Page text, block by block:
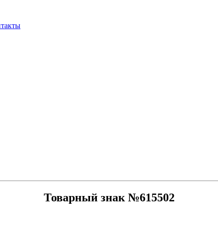
Товарный знак №615502